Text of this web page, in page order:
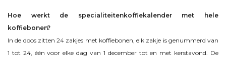
Hoe werkt de specialiteitenkoffiekalender met hele
koffiebonen?
In de doos zitten 24 zakjes met koffiebonen, elk zakje is genummerd van
1 tot 24, één voor elke dag van 1 december tot en met kerstavond. De